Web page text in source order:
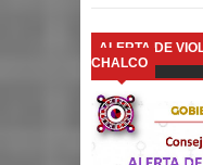
ALERTA DE
CHALCO